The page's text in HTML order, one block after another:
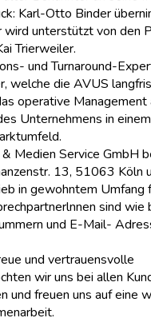
Karl-Otto Binder
wird unterstützt von den
Trierweiler.
und Turnaround-
welche die AVUS
operative Management
Unternehmens in einem
Medien Service GmbH
13, 51063 Köln
in gewohntem Umfang
sind wie
und E-Mail-
und vertrauensvolle
wir uns bei allen
und freuen uns auf eine